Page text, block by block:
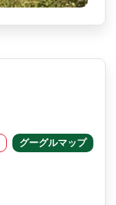
グーグルマップ